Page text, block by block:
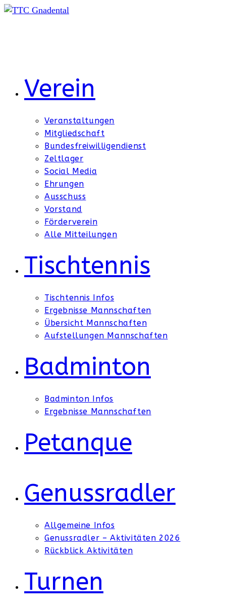
Zum
Verein
Veranstaltungen
Mitgliedschaft
Bundesfreiwilligendienst
Zeltlager
Social Media
Ehrungen
Ausschuss
Vorstand
Förderverein
Alle Mitteilungen
Tischtennis
Tischtennis Infos
Ergebnisse Mannschaften
Übersicht Mannschaften
Aufstellungen Mannschaften
Badminton
Badminton Infos
Ergebnisse Mannschaften
Petanque
Genussradler
Allgemeine Infos
Genussradler – Aktivitäten 2026
Rückblick Aktivitäten
Turnen